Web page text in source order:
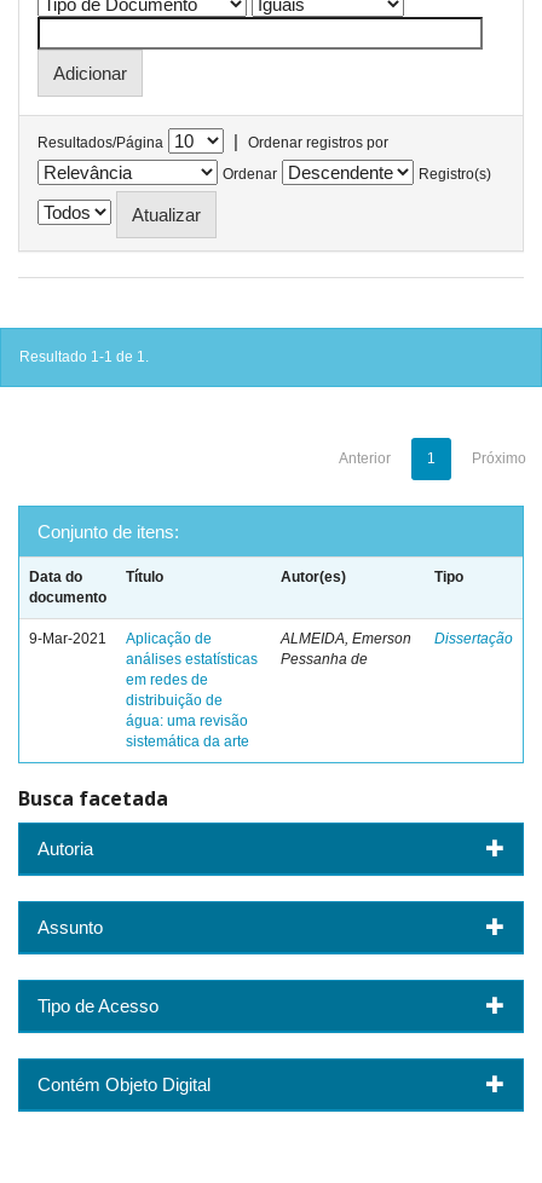
Resultados/Página |
Ordenar registros por
Ordenar
Registro(s)
Resultado 1-1 de 1.
Anterior 1 Próximo
Conjunto de itens:
Data do
documento
Título Autor(es) Tipo
9-Mar-2021
Aplicação de
análises estatísticas
em redes de
distribuição de
água: uma revisão
sistemática da arte
ALMEIDA, Emerson
Pessanha de
Dissertação
Busca facetada
Autoria
Assunto
Tipo de Acesso
Contém Objeto Digital